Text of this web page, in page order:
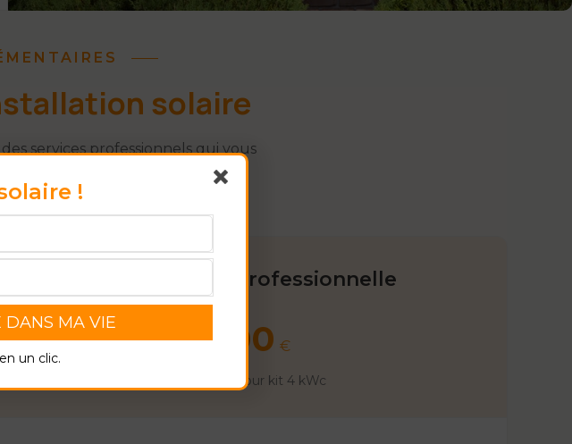
solaire
services professionnels qui vous
Pro
Installation Professionnelle
2500 €
TVA incluse • Pour kit 4 kWc
!
un clic.